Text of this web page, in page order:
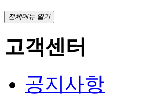
전체메뉴 열기
고객센터
공지사항